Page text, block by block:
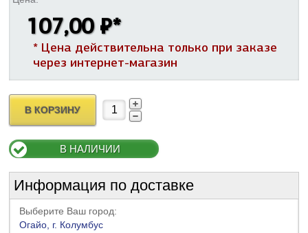
107,00 ₽*
* Цена действительна только при заказе
через интернет-магазин
В КОРЗИНУ
В НАЛИЧИИ
Информация по доставке
Выберите Ваш город:
Огайо, г. Колумбус